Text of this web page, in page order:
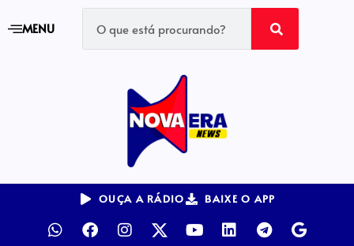
MENU
OUÇA A RÁDIO BAIXE O APP